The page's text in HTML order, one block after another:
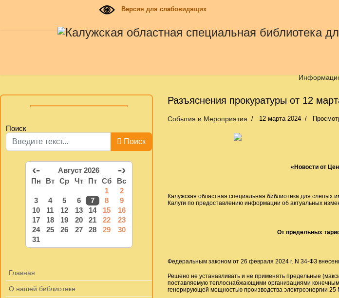
Версия для слабовидящих
Поиск
Поиск
‹- Август 2026 -›
Пн Вт Ср Чт Пт Сб
Вс
1
2
3
4 5 6 7 8
9
10
11 12 13 14 15
16
17
18 19 20 21 22
23
24
25 26 27 28 29
30
31
Главная
О нашей библиотеке
Разъяснения прокуратуры от 12
События и Мероприятия 12 марта 2024
«Новости от
Калужская областная специальная библиотека для слепых
Калуги по предоставлению информации об актуальных
От предельных
Федеральным законом от 26 февраля 2024 г. N 34-ФЗ
Решено не устанавливать и не применять предельные
поставляемую теплоснабжающими организациями
генерирующей мощностью производства электроэнергии